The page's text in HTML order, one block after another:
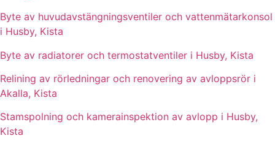
Byte av huvudavstängningsventiler och vattenmätarkonsol
i Husby, Kista
Byte av radiatorer och termostatventiler i Husby, Kista
Relining av rörledningar och renovering av avloppsrör i
Akalla, Kista
Stamspolning och kamerainspektion av avlopp i Husby,
Kista